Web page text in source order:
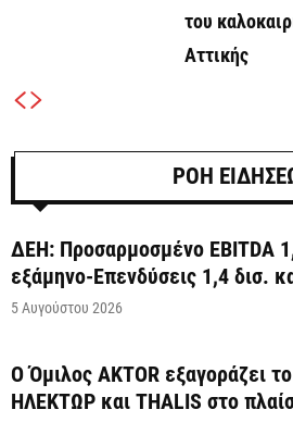
του
Αττικής
ΡΟΗ
ΔΕΗ: Προσαρμοσμένο EBITDA
εξάμηνο-Επενδύσεις 1,4 δισ.
5 Αυγούστου 2026
Ο Όμιλος AKTOR εξαγοράζει
ΗΛΕΚΤΩΡ και THALIS στο